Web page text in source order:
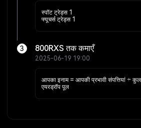
स्पॉट ट्रेड्स 1
फ्यूचर्स ट्रेड्स 1
3 800RXS तक कमाएँ
2025-06-19 19:00
आपका इनाम = आपकी प्रभावी संपत्तियां ÷ कुल
एयरड्रॉप पूल